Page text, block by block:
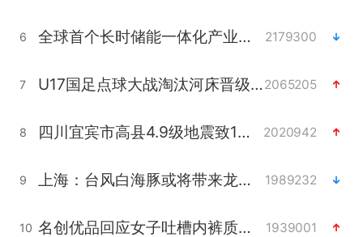
6 全球首个长时储能一体化产业园量产 2179300
7 U17国足点球大战淘汰河床晋级决赛2065205
8 四川宜宾市高县4.9级地震致1人死亡 2020942
9 上海：台风白海豚或将带来龙卷风 1989232
10 名创优品回应女子吐槽内裤质量差 1939001